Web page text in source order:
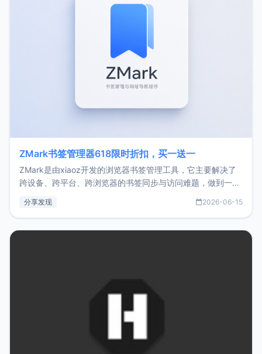
ZMark书签管理器618限时折扣，买一送一
ZMark是由xiaoz开发的浏览器书签管理工具，它主要解决了
跨设备、跨平台、跨浏览器的书签同步与访问难题，做到一处
用，让管理更高效。ZMark官网地址：
分享发现 2026-06-15